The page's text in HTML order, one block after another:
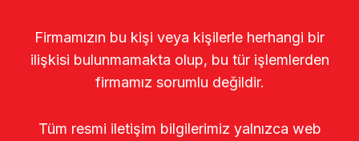
Firmamızın bu kişi veya kişilerle herhangi bir
ilişkisi bulunmamakta olup, bu tür işlemlerden
firmamız sorumlu değildir.
Tüm resmi iletişim bilgilerimiz yalnızca web